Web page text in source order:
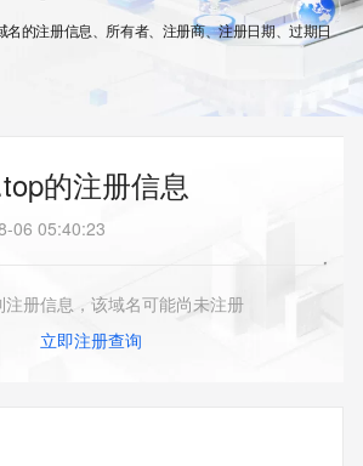
的注册信息、所有者、注册商、注册日期、过期日
的注册信息
06 05:40:23
注册信息，该域名可能尚未注册
立即注册查询